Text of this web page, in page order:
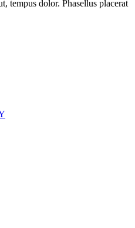
tempus dolor. Phasellus placerat